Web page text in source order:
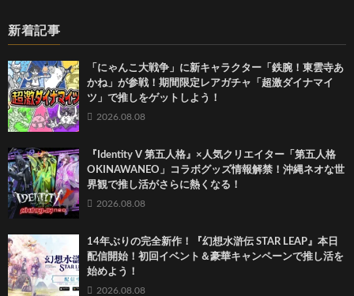
新着記事
「にゃんこ大戦争」に新キャラクター「鉄腕！東雲寺あ
かね」が参戦！期間限定レアガチャ「超激ダイナマイ
ツ」で推しをゲットしよう！
2026.08.08
『Identity V 第五人格』×人気クリエイター「第五人格
OKINAWANEO」コラボグッズ情報解禁！沖縄ネオな世
界観で推し活がさらに熱くなる！
2026.08.08
14年ぶりの完全新作！『幻想水滸伝 STAR LEAP』本日
配信開始！初回イベント＆豪華キャンペーンで推し活を
始めよう！
2026.08.08